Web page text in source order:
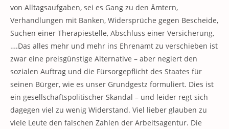
von Alltagsaufgaben, sei es Gang zu den Ämtern,
Verhandlungen mit Banken, Widersprüche gegen Bescheide,
Suchen einer Therapiestelle, Abschluss einer Versicherung,
….Das alles mehr und mehr ins Ehrenamt zu verschieben ist
zwar eine preisgünstige Alternative – aber negiert den
sozialen Auftrag und die Fürsorgepflicht des Staates für
seinen Bürger, wie es unser Grundgestz formuliert. Dies ist
ein gesellschaftspolitischer Skandal – und leider regt sich
dagegen viel zu wenig Widerstand. Viel lieber glauben zu
viele Leute den falschen Zahlen der Arbeitsagentur. Die